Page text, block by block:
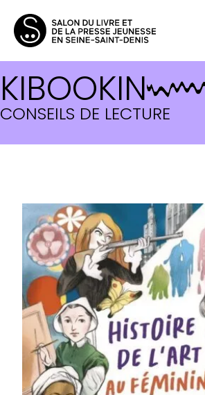
KIBOOKIN
CONSEILS DE LECTURE